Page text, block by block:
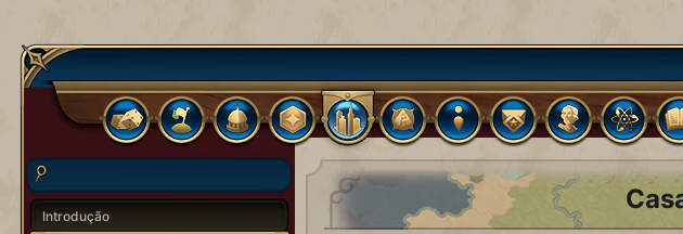
Introdução